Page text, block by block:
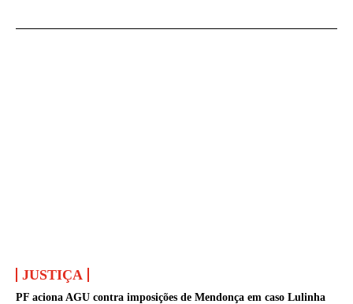
JUSTIÇA
PF aciona AGU contra imposições de Mendonça em caso Lulinha